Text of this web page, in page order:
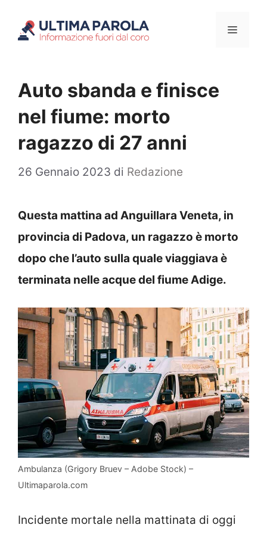
Menu
Auto sbanda e finisce
nel fiume: morto
ragazzo di 27 anni
26 Gennaio 2023 di Redazione
Questa mattina ad Anguillara Veneta, in
provincia di Padova, un ragazzo è morto
dopo che l’auto sulla quale viaggiava è
terminata nelle acque del fiume Adige.
Ambulanza (Grigory Bruev – Adobe Stock) –
Ultimaparola.com
Incidente mortale nella mattinata di oggi